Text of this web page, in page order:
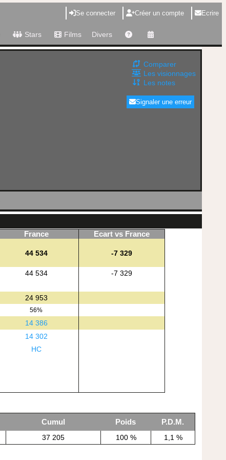
Se connecter Créer un compte Ecrire
Stars Films Divers
Comparer
Les visionnages
Les notes
Signaler une erreur
France Ecart vs France
44 534 -7 329
44 534 -7 329
24 953
56%
14 386
14 302
HC
Cumul Poids
P.D.M.
37 205 100 % 1,1 %